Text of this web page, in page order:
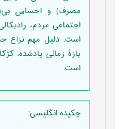
مصرف) و احساس
اجتماعی مردم،
است. دلیل مهم نزاع
بازۀ زمانی یادشده،
است.
چکیده انگلیسی: